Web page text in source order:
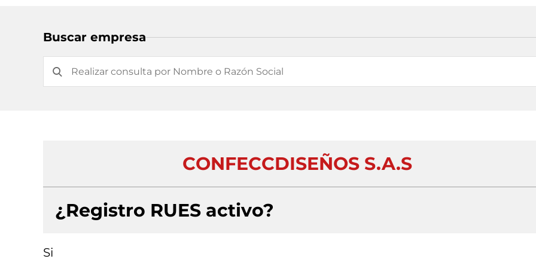
Buscar empresa
CONFECCDISEÑOS S.A.S
¿Registro RUES activo?
Si